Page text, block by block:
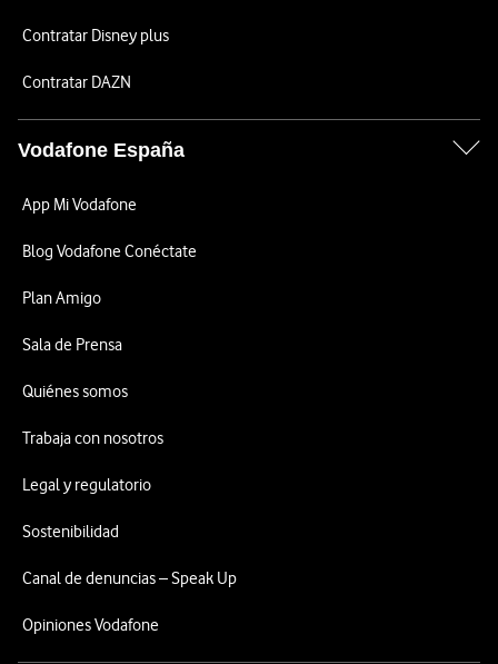
Contratar Disney plus
Contratar DAZN
Vodafone España
App Mi Vodafone
Blog Vodafone Conéctate
Plan Amigo
Sala de Prensa
Quiénes somos
Trabaja con nosotros
Legal y regulatorio
Sostenibilidad
Canal de denuncias – Speak Up
Opiniones Vodafone